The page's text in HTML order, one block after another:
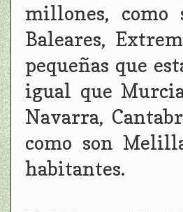
millones, como
Baleares,
pequeñas que
igual que
Navarra,
como son
habitantes.